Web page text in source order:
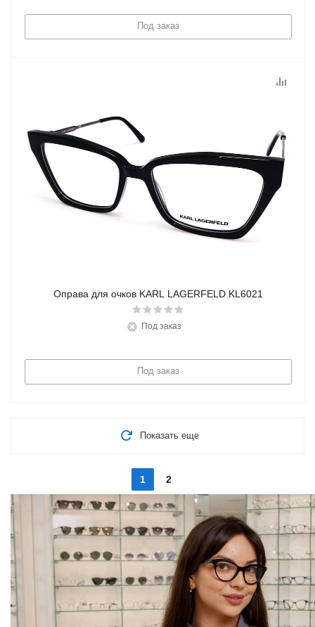
Под заказ
Оправа для очков KARL LAGERFELD KL6021
Под заказ
Под заказ
Показать еще
1 2